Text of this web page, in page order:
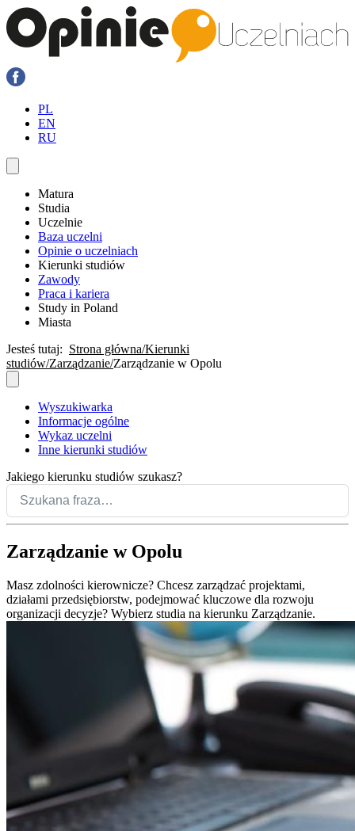
PL
EN
RU
Matura
Studia
Uczelnie
Baza uczelni
Opinie o uczelniach
Kierunki studiów
Zawody
Praca i kariera
Study in Poland
Miasta
Jesteś tutaj: Strona główna Kierunki
studiów Zarządzanie Zarządzanie w Opolu
Wyszukiwarka
Informacje ogólne
Wykaz uczelni
Inne kierunki studiów
Jakiego kierunku studiów szukasz?
Zarządzanie w Opolu
Masz zdolności kierownicze? Chcesz zarządzać projektami,
działami przedsiębiorstw, podejmować kluczowe dla rozwoju
organizacji decyzje? Wybierz studia na kierunku Zarządzanie.